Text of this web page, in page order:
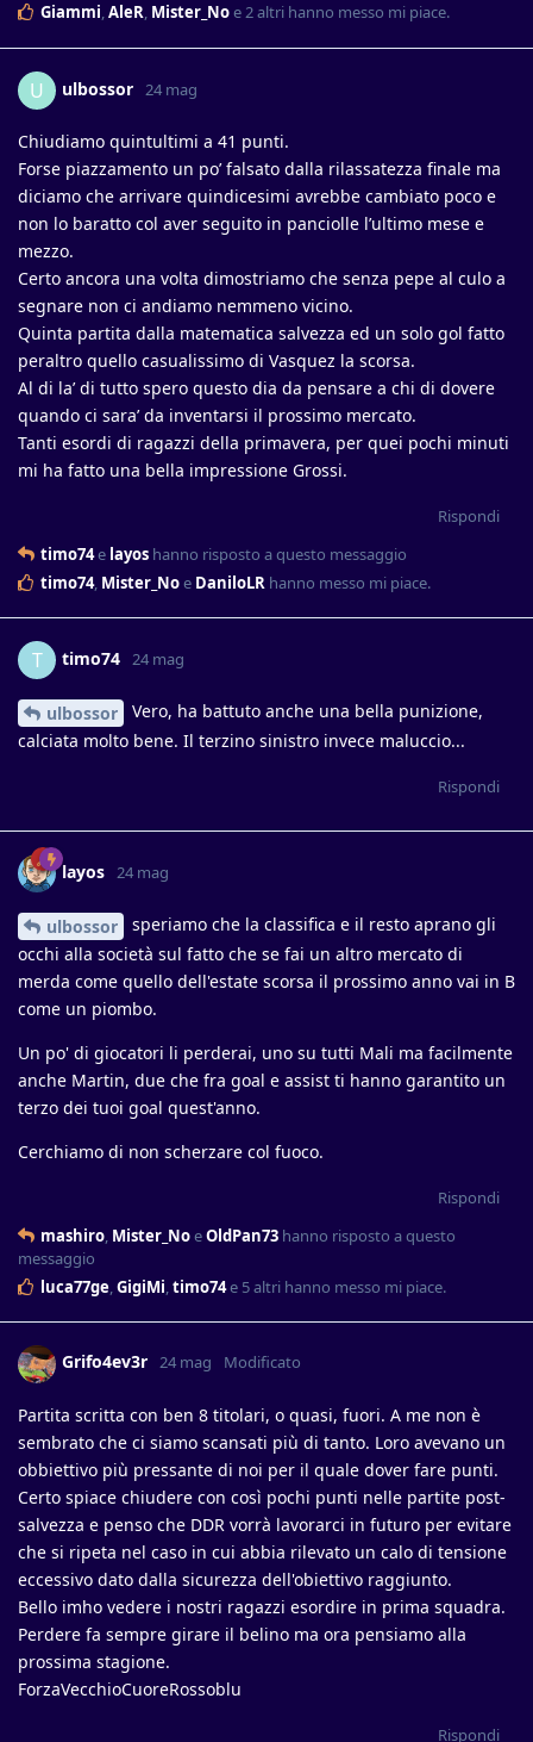
Giammi,AleR, Mister_Noe2altri hanno messo mi piace.
U ulbossor 24 mag
Chiudiamo quintultimi a 41 punti.
Forse piazzamento un po’ falsato dalla rilassatezza finale ma
diciamo che arrivare quindicesimi avrebbe cambiato poco e
non lo baratto col aver seguito in panciolle l’ultimo mese e
mezzo.
Certo ancora una volta dimostriamo che senza pepe al culo a
segnare non ci andiamo nemmeno vicino.
Quinta partita dalla matematica salvezza ed un solo gol fatto
peraltro quello casualissimo di Vasquez la scorsa.
Al di la’ di tutto spero questo dia da pensare a chi di dovere
quando ci sara’ da inventarsi il prossimo mercato.
Tanti esordi di ragazzi della primavera, per quei pochi minuti
mi ha fatto una bella impressione Grossi.
Rispondi
timo74e layos hanno risposto a questo messaggio
timo74, Mister_Noe DaniloLR hanno messo mi piace.
T timo74 24 mag
ulbossor
Vero, ha battuto anche una bella punizione,
calciata molto bene. Il terzino sinistro invece maluccio...
Rispondi
layos 24 mag
ulbossor
speriamo che la classifica e il resto aprano gli
occhi alla società sul fatto che se fai un altro mercato di
merda come quello dell'estate scorsa il prossimo anno vai in B
come un piombo.
Un po' di giocatori li perderai, uno su tutti Mali ma facilmente
anche Martin, due che fra goal e assist ti hanno garantito un
terzo dei tuoi goal quest'anno.
Cerchiamo di non scherzare col fuoco.
Rispondi
mashiro Mister_NoeOldPan73 hanno risposto a questo
messaggio
luca77ge GigiMi timo74e 5altri hanno messo mi piace.
Grifo4ev3r 24 mag Modificato
Partita scritta con ben 8 titolari, o quasi, fuori. A me non è
sembrato che ci siamo scansati più di tanto. Loro avevano un
obbiettivo più pressante di noi per il quale dover fare punti.
Certo spiace chiudere con così pochi punti nelle partite post-
salvezza e penso che DDR vorrà lavorarci in futuro per evitare
che si ripeta nel caso in cui abbia rilevato un calo di tensione
eccessivo dato dalla sicurezza dell'obiettivo raggiunto.
Bello imho vedere i nostri ragazzi esordire in prima squadra.
Perdere fa sempre girare il belino ma ora pensiamo alla
prossima stagione.
ForzaVecchioCuoreRossoblu
Rispondi